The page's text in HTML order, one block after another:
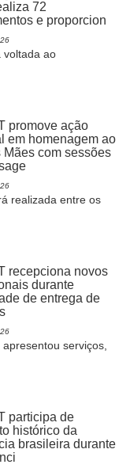
72
e proporcion
voltada ao
promove ação
em homenagem ao
Mães com sessões
realizada entre os
recepciona novos
durante
de entrega de
serviços,
participa de
histórico da
brasileira durante